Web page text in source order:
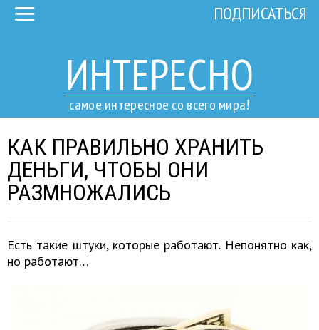
ИНТЕРЕСНО
самое интересное со всего мира!
ПОДПИСАТЬСЯ
КАК ПРАВИЛЬНО ХРАНИТЬ
ДЕНЬГИ, ЧТОБЫ ОНИ
РАЗМНОЖАЛИСЬ
Есть такие штуки, которые работают. Непонятно как,
но работают…